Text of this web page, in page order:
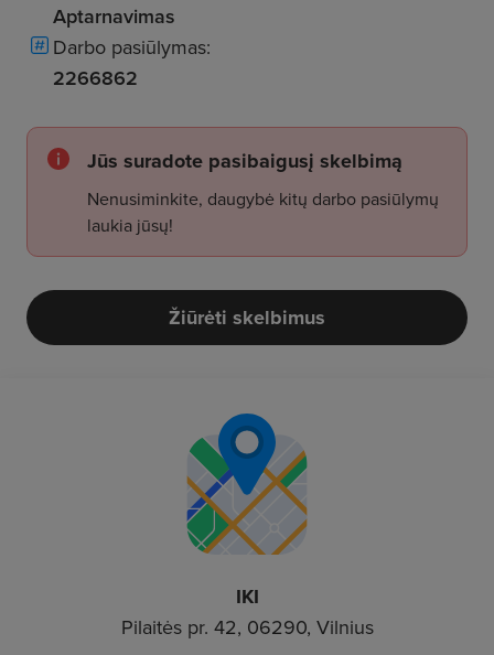
Aptarnavimas
Darbo pasiūlymas:
2266862
Jūs suradote pasibaigusį skelbimą
Nenusiminkite, daugybė kitų darbo pasiūlymų
laukia jūsų!
Žiūrėti skelbimus
IKI
Pilaitės pr. 42, 06290, Vilnius